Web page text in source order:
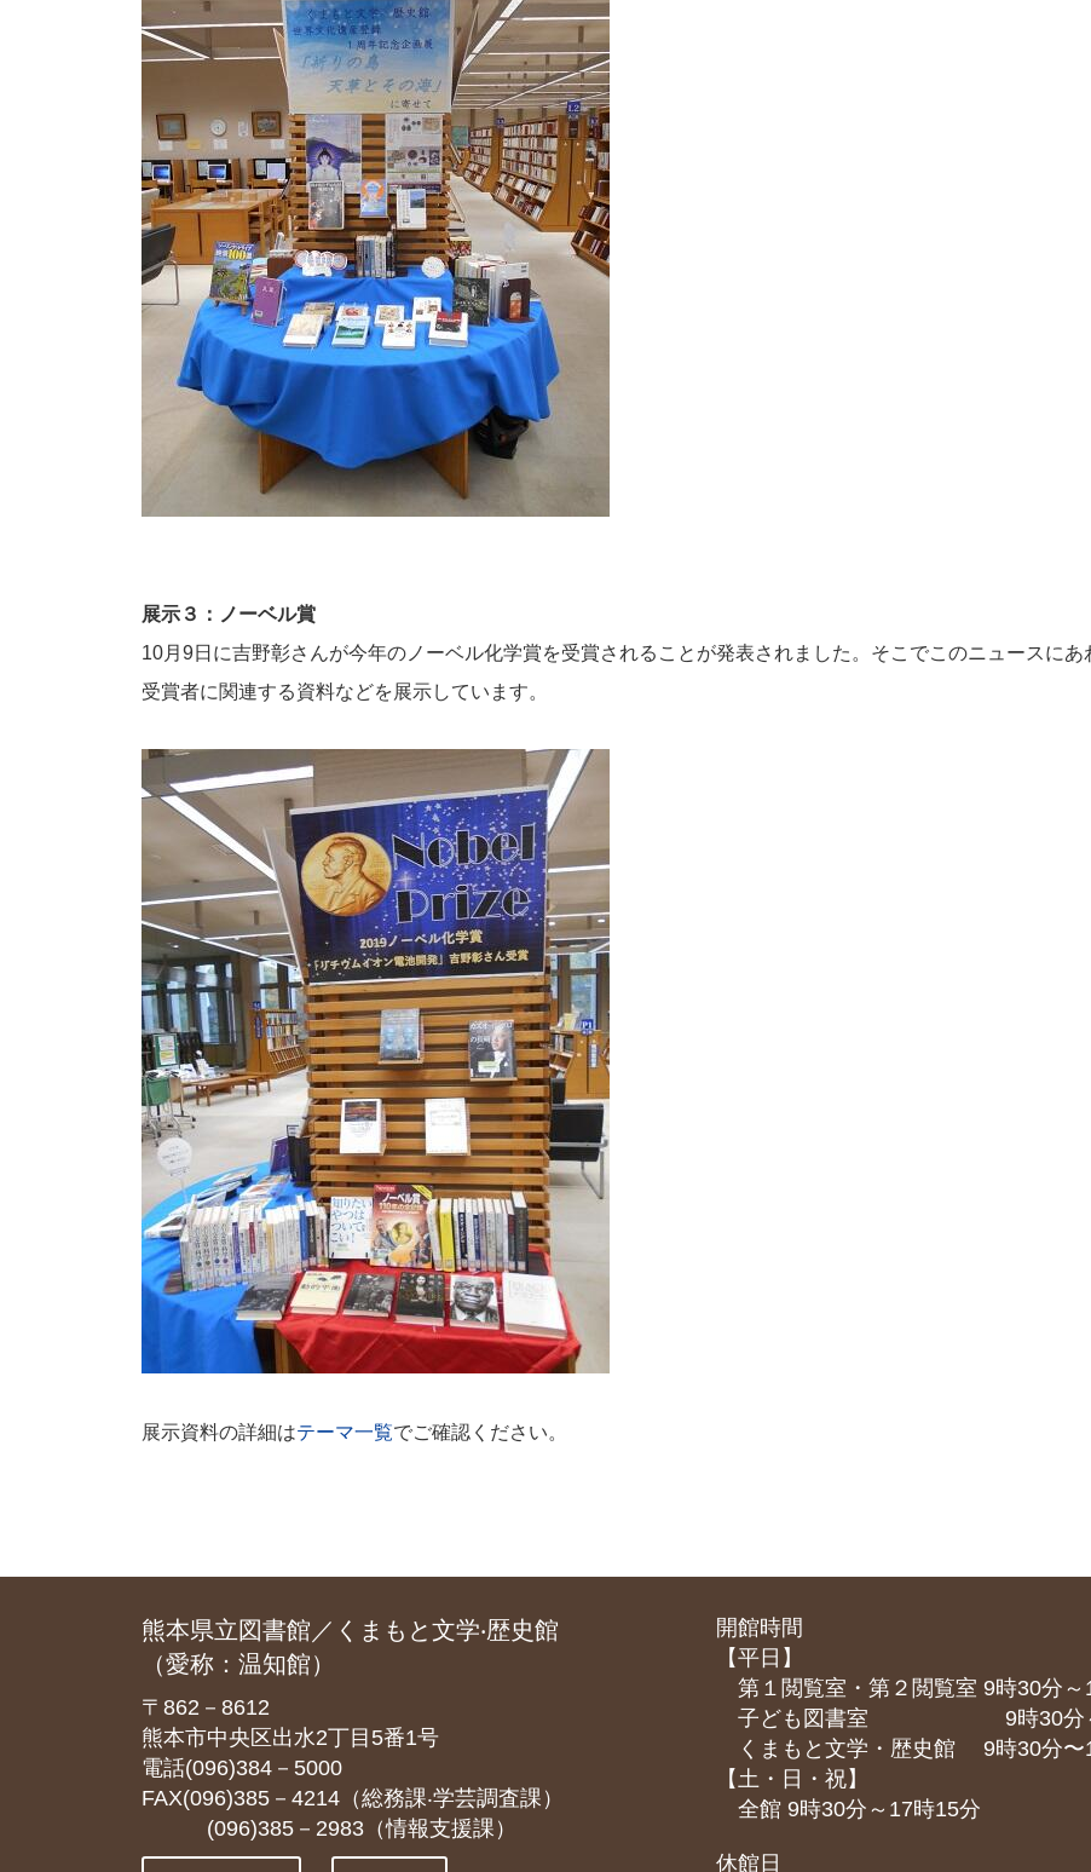
展示３：ノーベル賞
10月9日に吉野彰さんが今年のノーベル化学賞を受賞されることが発表されました。そこでこのニュースに
受賞者に関連する資料などを展示しています。
展示資料の詳細はテーマ一覧でご確認ください。
熊本県立図書館／くまもと文学‧歴史館
（愛称：温知館）
〒862－8612
熊本市中央区出水2丁目5番1号
電話(096)384－5000
FAX(096)385－4214（総務課‧学芸調査課）
(096)385－2983（情報支援課）
開館時間
【平日】
第１閲覧室・第２閲覧室 9時30分～
子ども図書室 9時30分～
くまもと⽂学・歴史館 9時30分〜
【土・日・祝】
全館 9時30分～17時15分
休館日